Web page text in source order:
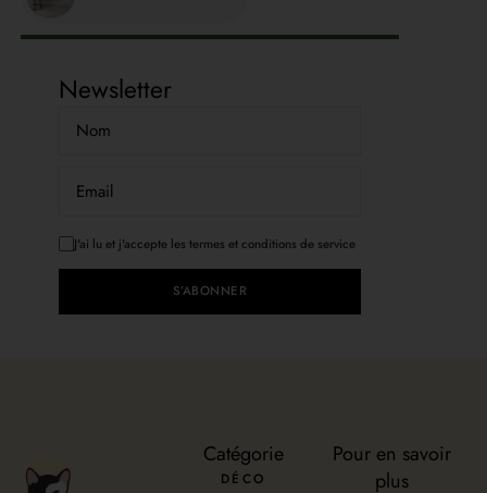
Newsletter
J'ai lu et j'accepte les termes et conditions de service
S’ABONNER
Catégorie
DÉCO
Pour en savoir
plus